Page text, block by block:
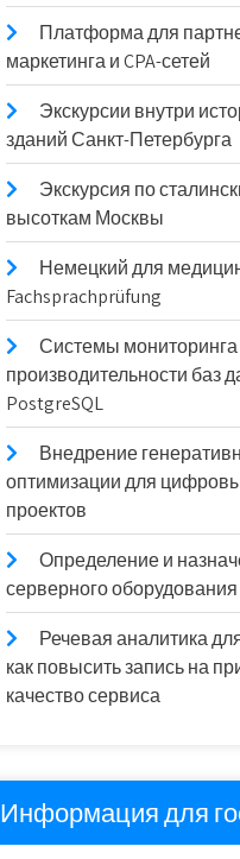
Платформа для
маркетинга и CPA-сетей
Экскурсии внутри
зданий Санкт-Петербурга
Экскурсия по
высоткам Москвы
Немецкий для
Fachsprachprüfung
Системы мониторинга
производительности баз
PostgreSQL
Внедрение
оптимизации для
проектов
Определение и
серверного оборудования
Речевая аналитика
как повысить запись на
качество сервиса
Информация для